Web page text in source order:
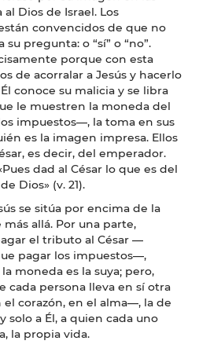
Dios de Israel. Los
convencidos de que no
pregunta: o “sí” o “no”.
porque con esta
de acorralar a Jesús y hacerlo
conoce su malicia y se libra
le muestren la moneda del
impuestos—, la toma en sus
es la imagen impresa. Ellos
es decir, del emperador.
dad al César lo que es del
Dios» (v. 21).
se sitúa por encima de la
allá. Por una parte,
el tributo al César —
pagar los impuestos—,
moneda es la suya; pero,
cada persona lleva en sí otra
corazón, en el alma—, la de
solo a Él, a quien cada uno
la propia vida.